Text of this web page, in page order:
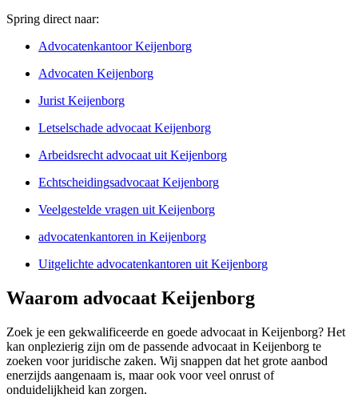
Spring direct naar:
Advocatenkantoor Keijenborg
Advocaten Keijenborg
Jurist Keijenborg
Letselschade advocaat Keijenborg
Arbeidsrecht advocaat uit Keijenborg
Echtscheidingsadvocaat Keijenborg
Veelgestelde vragen uit Keijenborg
advocatenkantoren in Keijenborg
Uitgelichte advocatenkantoren uit Keijenborg
Waarom advocaat Keijenborg
Zoek je een gekwalificeerde en goede advocaat in Keijenborg? Het
kan onplezierig zijn om de passende advocaat in Keijenborg te
zoeken voor juridische zaken. Wij snappen dat het grote aanbod
enerzijds aangenaam is, maar ook voor veel onrust of
onduidelijkheid kan zorgen.